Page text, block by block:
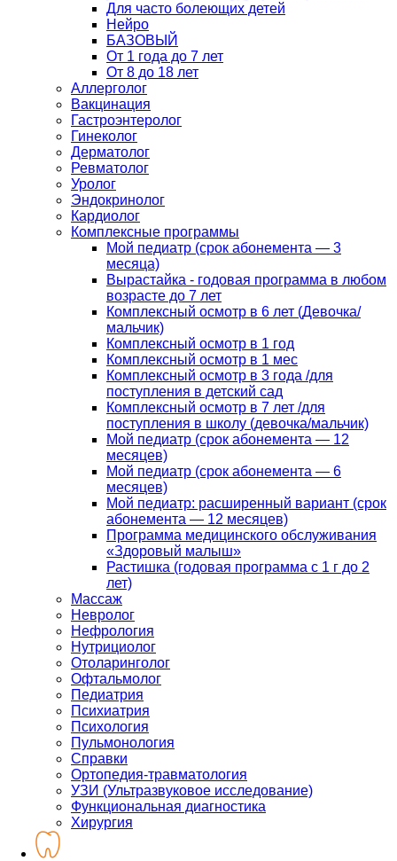
Для часто болеющих детей
Нейро
БАЗОВЫЙ
От 1 года до 7 лет
От 8 до 18 лет
Аллерголог
Вакцинация
Гастроэнтеролог
Гинеколог
Дерматолог
Ревматолог
Уролог
Эндокринолог
Кардиолог
Комплексные программы
Мой педиатр (срок абонемента — 3
месяца)
Вырастайка - годовая программа в любом
возрасте до 7 лет
Комплексный осмотр в 6 лет (Девочка/
мальчик)
Комплексный осмотр в 1 год
Комплексный осмотр в 1 мес
Комплексный осмотр в 3 года /для
поступления в детский сад
Комплексный осмотр в 7 лет /для
поступления в школу (девочка/мальчик)
Мой педиатр (срок абонемента — 12
месяцев)
Мой педиатр (срок абонемента — 6
месяцев)
Мой педиатр: расширенный вариант (срок
абонемента — 12 месяцев)
Программа медицинского обслуживания
«Здоровый малыш»
Растишка (годовая программа с 1 г до 2
лет)
Массаж
Невролог
Нефрология
Нутрициолог
Отоларинголог
Офтальмолог
Педиатрия
Психиатрия
Психология
Пульмонология
Справки
Ортопедия-травматология
УЗИ (Ультразвуковое исследование)
Функциональная диагностика
Хирургия